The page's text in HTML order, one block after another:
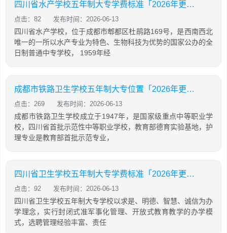
四川省水产学校五年制大专学费标准「2026年更新」
点击：82 发布时间：2026-06-13
四川省水产学校，位于成都市郫都区杜鹃路169号，是西南西北
唯一的一所以水产专业为特色、生物科技为优势的国家公办的全
日制普通中专学校， 1959年经
成都市铁路卫生学校五年制大专位置「2026年更新」
点击：269 发布时间：2026-06-13
成都市铁路卫生学校成立于1947年，是国家级重点中等职业学
校，四川省首批示范性中等职业学校，教育部德育实验基地，护
理专业是教育部首批示范专业，
四川省卫生学校五年制大专学费标准「2026年更新」
点击：92 发布时间：2026-06-13
四川省卫生学校五年制大专学校以求是、明德、智慧、诚信为办
学理念，实行封闭式准军事化管理、开放式教育教学的办学模
式，选聘管理经验丰富、责任